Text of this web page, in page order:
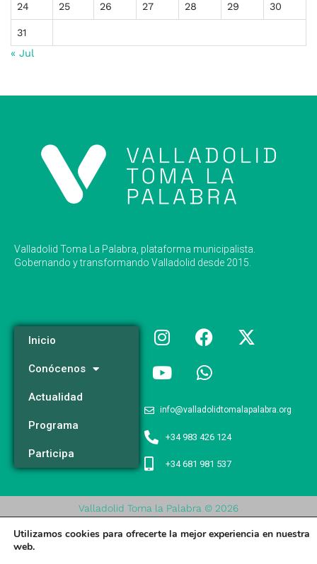
24 25 26 27 28 29 30
31
« Jul
Valladolid Toma La Palabra, plataforma municipalista.
Gobernando y transformando Valladolid desde 2015.
Inicio
Conócenos
Actualidad
Programa
Participa
info@valladolidtomalapalabra.org
+34 983 426 124
+34 681 981 537
Valladolid Toma la Palabra © 2026
Aviso legal /Poltica de Privacidad/Politica de Cookies
Utilizamos cookies para ofrecerte la mejor experiencia en nuestra
web.